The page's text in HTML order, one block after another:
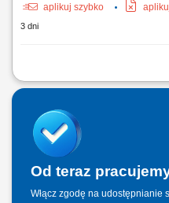
aplikuj szybko
3 dni
Zakres obowiązków: Opieka nad
prowadzenie szkoleń
rozwijanie portfela sprzedaży.
punktach sprzedaży...
Od teraz
Włącz zgodę na udostępnianie